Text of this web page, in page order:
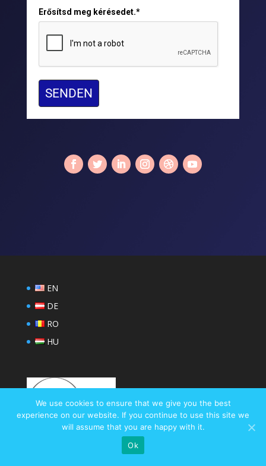
Erősítsd meg kérésedet.*
SENDEN
EN
DE
RO
HU
We use cookies to ensure that we give you the best
experience on our website. If you continue to use this site we
will assume that you are happy with it.
Ok